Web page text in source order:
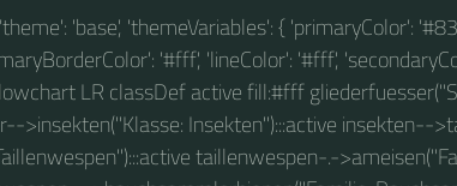
'theme': 'base', 'themeVariables': { 'primaryColor':
'#fff', 'lineColor': '#fff',
LR classDef active fill:#fff
>insekten("Klasse: Insekten"):::active insekten--
taillenwespen-.-